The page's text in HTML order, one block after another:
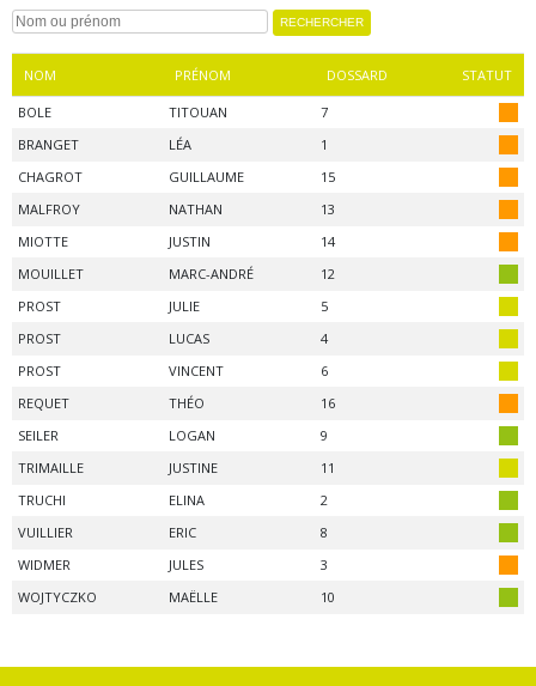
NOM PRÉNOM DOSSARD STATUT
BOLE TITOUAN
7
BRANGET
LÉA
1
CHAGROT
GUILLAUME
15
MALFROY
NATHAN
13
MIOTTE
JUSTIN
14
MOUILLET
MARC-ANDRÉ
12
PROST
JULIE
5
PROST
LUCAS
4
PROST
VINCENT
6
REQUET
THÉO
16
SEILER
LOGAN
9
TRIMAILLE
JUSTINE
11
TRUCHI
ELINA
2
VUILLIER
ERIC
8
WIDMER
JULES
3
WOJTYCZKO
MAËLLE 10